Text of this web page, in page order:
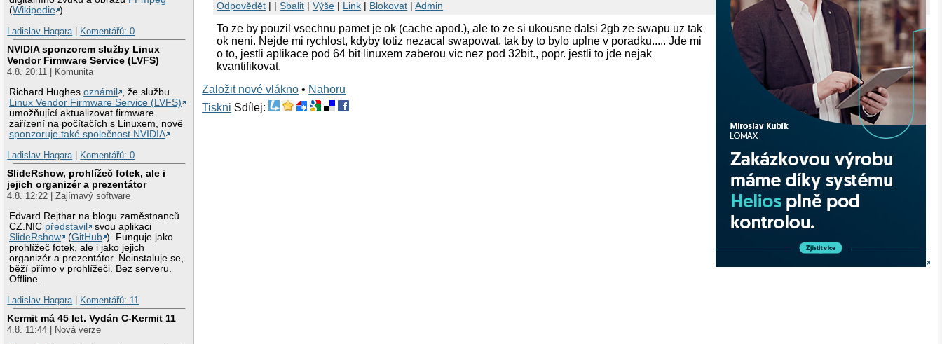
(Wikipedie ).
Ladislav Hagara
Komentářů: 0
NVIDIA sponzorem služby Linux
Vendor Firmware Service (LVFS)
4.8. 20:11 | Komunita
Richard Hughesoznámil
, že službu
Linux Vendor Firmware Service (LVFS)
umožňující aktualizovat firmware
zařízení na počítačích s Linuxem, nově
sponzoruje také společnost NVIDIA .
Ladislav Hagara | Komentářů: 0
SlideRshow, prohlížeč fotek, ale i
jejich organizér a prezentátor
4.8. 12:22 | Zajímavý software
Edvard Rejthar na blogu zaměstnanců
CZ.NIC představil
svou aplikaci
SlideRshow
(GitHub ). Funguje jako
prohlížeč fotek, ale i jako jejich
organizér a prezentátor. Neinstaluje se,
běží přímo v prohlížeči. Bez serveru.
Offline.
Ladislav Hagara | Komentářů: 11
Kermit má 45 let. Vydán C-Kermit 11
4.8. 11:44 | Nová verze
Odpovědět | |Sbalit |Výše | Link | Blokovat |Admin
To ze by pouzil vsechnu pamet je ok (cache apod.), ale to ze si ukousne dalsi 2gb ze swapu uz tak
ok neni. Nejde mi rychlost, kdyby totiz nezacal swapowat, tak by to bylo uplne v poradku..... Jde mi
o to, jestli aplikace pod 64 bit linuxem zaberou vic nez pod 32bit., popr. jestli to jde nejak
kvantifikovat.
Založit nové vlákno • Nahoru
Tiskni Sdílej: